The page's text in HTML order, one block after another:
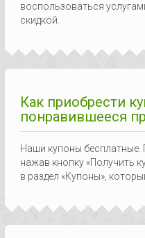
воспользоваться
скидкой.
Как приобрести
понравившееся
Наши купоны
нажав кнопку «Получить
в раздел «Купоны»,